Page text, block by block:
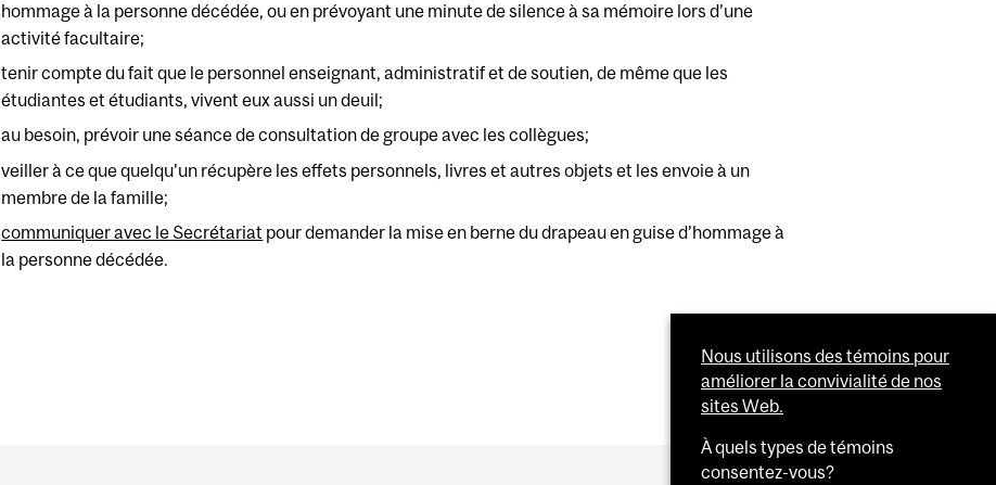
hommage à la personne décédée, ou en prévoyant une minute de silence à sa mémoire lors d’une
activité facultaire;
tenir compte du fait que le personnel enseignant, administratif et de soutien, de même que les
étudiantes et étudiants, vivent eux aussi un deuil;
au besoin, prévoir une séance de consultation de groupe avec les collègues;
veiller à ce que quelqu’un récupère les effets personnels, livres et autres objets et les envoie à un
membre de la famille;
communiquer avec le Secrétariat pour demander la mise en berne du drapeau en guise d’hommage à
la personne décédée.
Nous utilisons des témoins pour
améliorer la convivialité de nos
sites Web.
À quels types de témoins
consentez-vous?